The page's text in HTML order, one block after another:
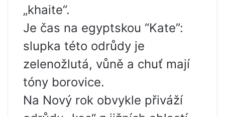
„khaite“.
Je čas na egyptskou “Kate”:
slupka této odrůdy je
zelenožlutá, vůně a chuť mají
tóny borovice.
Na Nový rok obvykle přiváží